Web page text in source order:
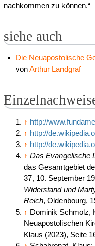
nachkommen zu können.“
siehe auch
Die Neuapostolische
vonArthur Landgraf
↑ http://
↑ http://
↑ http://
↑ Das Evangelische
das Gesamtgebiet
37, 10. September
Widerstand und
Reich, Oldenbourg,
↑ Dominik Schmolz,
Neuapostolischen
Klaus (2023), Seite